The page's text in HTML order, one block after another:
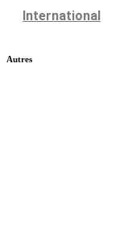
International
Autres